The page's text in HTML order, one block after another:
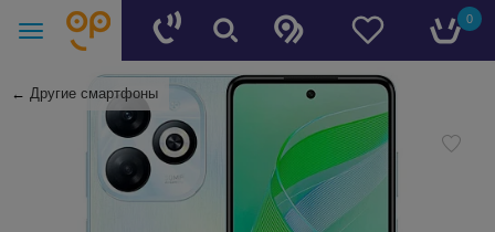
0
← Другие смартфоны